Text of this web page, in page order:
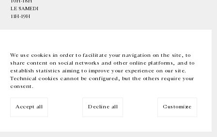
We use cookies in order to facilitate your navigation on the site, to
share content on social networks and other online platforms, and to
establish statistics aiming to improve your experience on our site.
Technical cookies cannot be configured, but the others require your
consent.
Accept all Decline all Customize
LE SAMEDI
11H-19H
EN FR 中文 Facebook Instagram
Inscrivez-vous à notre newsletter